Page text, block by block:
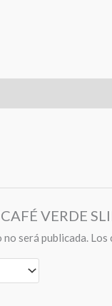
VERDE
será publicada. Los